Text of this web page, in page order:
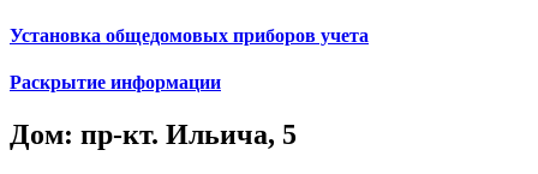
Установка общедомовых приборов учета
Раскрытие информации
Дом: пр-кт. Ильича, 5